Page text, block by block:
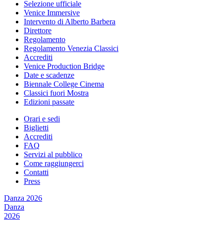
Selezione ufficiale
Venice Immersive
Intervento di Alberto Barbera
Direttore
Regolamento
Regolamento Venezia Classici
Accrediti
Venice Production Bridge
Date e scadenze
Biennale College Cinema
Classici fuori Mostra
Edizioni passate
Orari e sedi
Biglietti
Accrediti
FAQ
Servizi al pubblico
Come raggiungerci
Contatti
Press
Danza 2026
Danza
2026